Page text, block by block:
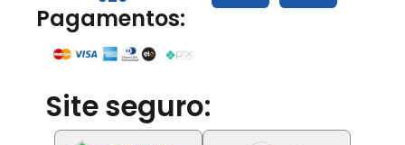
Pagamentos:
Site seguro: